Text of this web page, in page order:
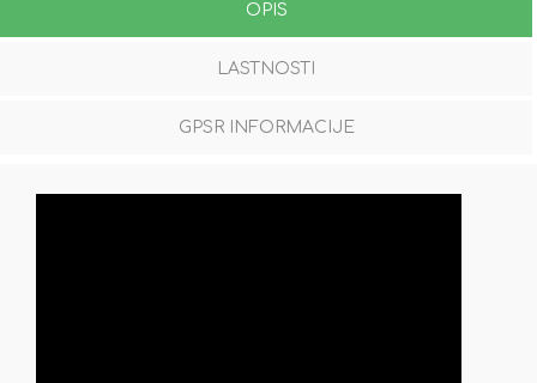
OPIS
LASTNOSTI
GPSR INFORMACIJE